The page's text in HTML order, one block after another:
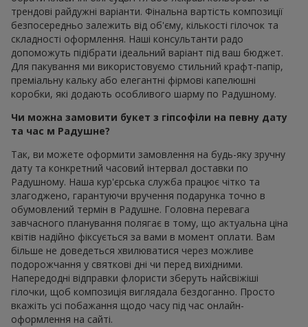
трендові райдужні варіанти. Фінальна вартість композиції
безпосередньо залежить від об'єму, кількості гілочок та
складності оформлення. Наші консультанти радо
допоможуть підібрати ідеальний варіант під ваш бюджет.
Для пакування ми використовуємо стильний крафт-папір,
преміальну кальку або елегантні фірмові капелюшні
коробки, які додають особливого шарму по Радушному.
Чи можна замовити букет з гіпсофіли на певну дату
та час м Радушне?
Так, ви можете оформити замовлення на будь-яку зручну
дату та конкретний часовий інтервал доставки по
Радушному. Наша кур'єрська служба працює чітко та
злагоджено, гарантуючи вручення подарунка точно в
обумовлений термін в Радушне. Головна перевага
завчасного планування полягає в тому, що актуальна ціна
квітів надійно фіксується за вами в момент оплати. Вам
більше не доведеться хвилюватися через можливе
подорожчання у святкові дні чи перед вихідними.
Напередодні відправки флористи зберуть найсвіжіші
гілочки, щоб композиція виглядала бездоганно. Просто
вкажіть усі побажання щодо часу під час онлайн-
оформлення на сайті.